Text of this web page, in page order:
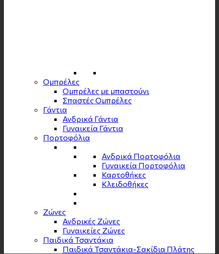
Ομπρέλες
Ομπρέλες με μπαστούνι
Σπαστές Ομπρέλες
Γάντια
Ανδρικά Γάντια
Γυναικεία Γάντια
Πορτοφόλια
Ανδρικά Πορτοφόλια
Γυναικεία Πορτοφόλια
Καρτοθήκες
Κλειδοθήκες
Zώνες
Ανδρικές Ζώνες
Γυναικείες Ζώνες
Παιδικά Τσαντάκια
Παιδικά Τσαντάκια-Σακίδια Πλάτης